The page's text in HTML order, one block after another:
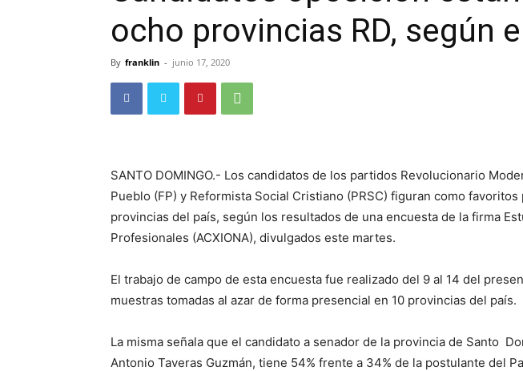
ocho provincias RD, según
By franklin - junio 17, 2020
SANTO DOMINGO.- Los candidatos de los partidos Revolucionario
Pueblo (FP) y Reformista Social Cristiano (PRSC) figuran como favoritos
provincias del país, según los resultados de una encuesta de la firma
Profesionales (ACXIONA), divulgados este martes.
El trabajo de campo de esta encuesta fue realizado del 9 al 14 del
muestras tomadas al azar de forma presencial en 10 provincias del país.
La misma señala que el candidato a senador de la provincia de Santo
Antonio Taveras Guzmán, tiene 54% frente a 34% de la postulante del